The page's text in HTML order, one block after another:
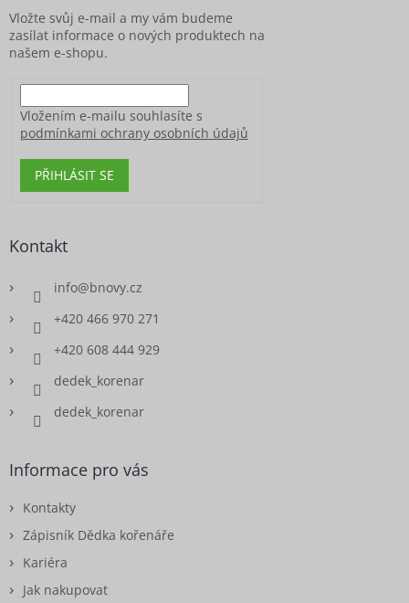
Vložte svůj e-mail a my vám budeme
zasílat informace o nových produktech na
našem e-shopu.
Vložením e-mailu souhlasíte s
podmínkami ochrany osobních údajů
PŘIHLÁSIT SE
Kontakt
info@bnovy.cz
+420 466 970 271
+420 608 444 929
dedek_korenar
dedek_korenar
Informace pro vás
Kontakty
Zápisník Dědka kořenáře
Kariéra
Jak nakupovat